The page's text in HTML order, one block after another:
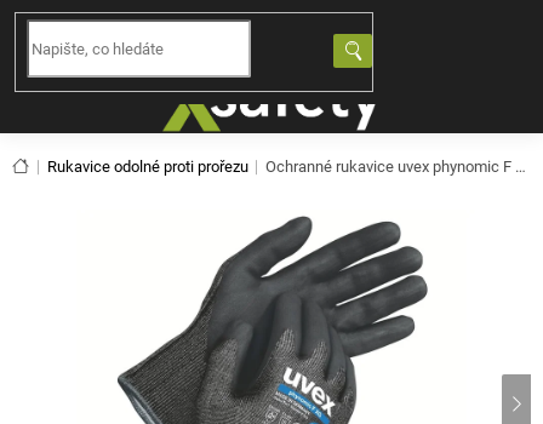
Přejít
obsah
Domů
Rukavice odolné proti prořezu Ochranné rukavice uvex phynomic F XG